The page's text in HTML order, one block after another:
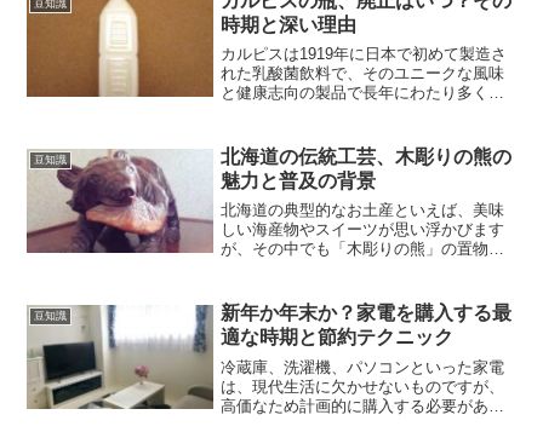
活や動物の動き、交通...
豆知識
時期と深い理由
カルピスは1919年に日本で初めて製造さ
れた乳酸菌飲料で、そのユニークな風味
と健康志向の製品で長年にわたり多くの
してもお馴染みでした。特にお中元やお
歳暮のギフトセットに...
豆知識
北海道の伝統工芸、木彫りの熊の
魅力と普及の背景
北海道の典型的なお土産といえば、美味
しい海産物やスイーツが思い浮かびます
が、その中でも「木彫りの熊」の置物は
飾っているのを見かけることでしょう。
しかし、なぜ多くの家庭に...
豆知識
新年か年末か？家電を購入する最
適な時期と節約テクニック
冷蔵庫、洗濯機、パソコンといった家電
は、現代生活に欠かせないものですが、
高価なため計画的に購入する必要があり